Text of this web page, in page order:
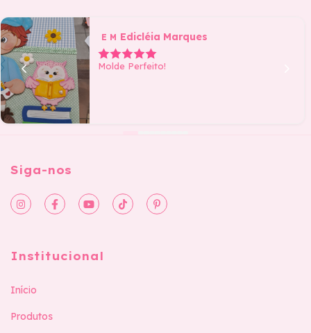
E M Edicléia Marques
Molde Perfeito!
Siga-nos
Institucional
Início
Produtos